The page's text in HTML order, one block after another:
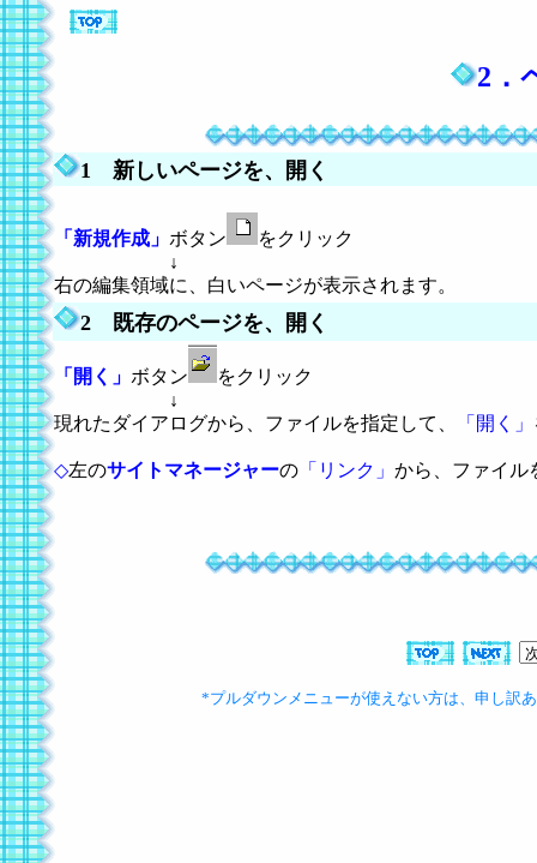
2．
1 新しいページを、開く
「新規作成」 ボタン
をクリック
↓
右の編集領域に、白いページが表示されます。
2 既存のページを、開く
「開く」 ボタン
をクリック
↓
現れたダイアログから、ファイルを指定して、
「開く」
◇左のサイトマネージャーの 「リンク」 から、ファイル
*プルダウンメニューが使えない方は、申し訳